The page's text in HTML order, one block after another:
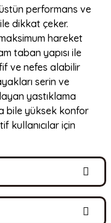
performans ve
dikkat çeker.
hareket
taban yapısı ile
ve nefes alabilir
serin ve
yastıklama
bile yüksek konfor
kullanıcılar için